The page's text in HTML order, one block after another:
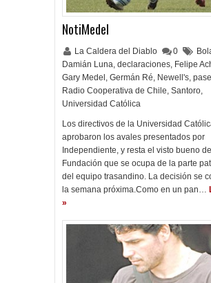
NotiMedel
La Caldera del Diablo 0
Damián Luna, declaraciones, Felipe
Gary Medel , Germán Ré, Newell's,
Radio Cooperativa de Chile, Santoro,
Universidad Católica
Los directivos de la Universidad
aprobaron los avales presentados por
Independiente, y resta el visto bueno
Fundación que se ocupa de la parte
del equipo trasandino. La decisión se
la semana próxima.Como en un pan…
»